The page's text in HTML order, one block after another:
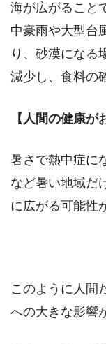
海が広がること
中豪雨や大型台
り、砂漠になる
減少し、食料の
【人間の健康が
暑さで熱中症に
など暑い地域だ
に広がる可能性
このように人間
への大きな影響